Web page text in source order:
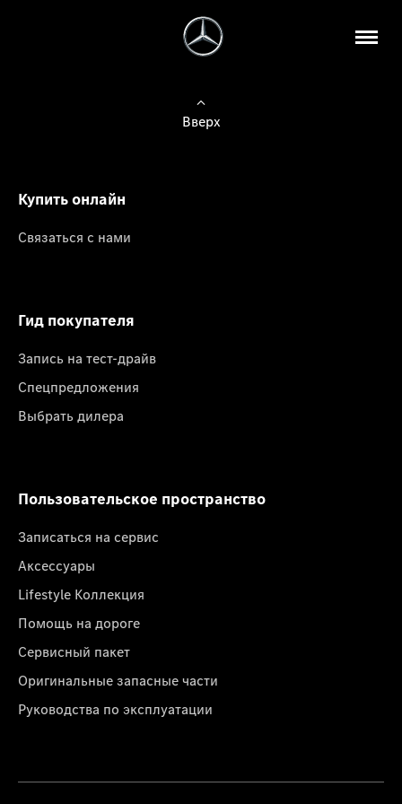
Вверх
Купить онлайн
Связаться с нами
Гид покупателя
Запись на тест-драйв
Спецпредложения
Выбрать дилера
Пользовательское пространство
Записаться на сервис
Аксессуары
Lifestyle Коллекция
Помощь на дороге
Сервисный пакет
Оригинальные запасные части
Руководства по эксплуатации